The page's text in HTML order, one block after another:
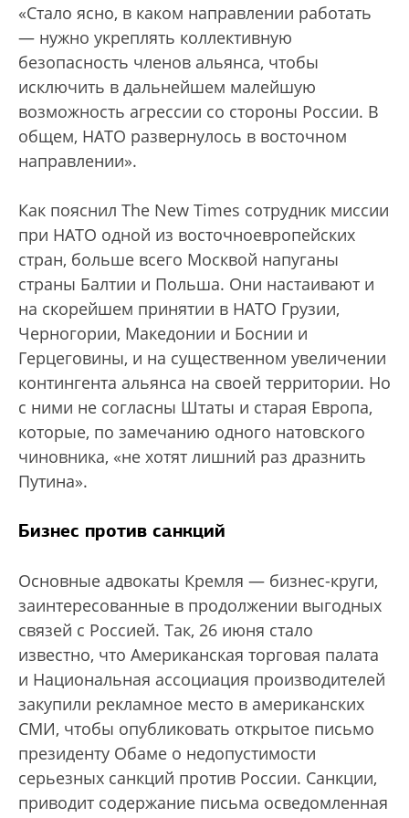
«Стало ясно, в каком направлении работать
— нужно укреплять коллективную
безопасность членов альянса, чтобы
исключить в дальнейшем малейшую
возможность агрессии со стороны России. В
общем, НАТО развернулось в восточном
направлении».
Как пояснил The New Times сотрудник миссии
при НАТО одной из восточноевропейских
стран, больше всего Москвой напуганы
страны Балтии и Польша. Они настаивают и
на скорейшем принятии в НАТО Грузии,
Черногории, Македонии и Боснии и
Герцеговины, и на существенном увеличении
контингента альянса на своей территории. Но
с ними не согласны Штаты и старая Европа,
которые, по замечанию одного натовского
чиновника, «не хотят лишний раз дразнить
Путина».
Бизнес против санкций
Основные адвокаты Кремля — бизнес-круги,
заинтересованные в продолжении выгодных
связей с Россией. Так, 26 июня стало
известно, что Американская торговая палата
и Национальная ассоциация производителей
закупили рекламное место в американских
СМИ, чтобы опубликовать открытое письмо
президенту Обаме о недопустимости
серьезных санкций против России. Санкции,
приводит содержание письма осведомленная